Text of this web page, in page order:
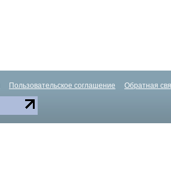
Пользовательское соглашение Обратная